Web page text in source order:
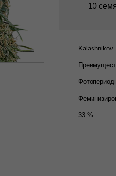
10
Kalashnikov
33 %